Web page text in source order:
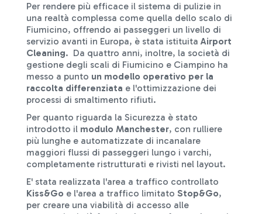
Per rendere più efficace il sistema di pulizie in
una realtà complessa come quella dello scalo di
Fiumicino, offrendo ai passeggeri un livello di
servizio avanti in Europa, è stata istituita Airport
Cleaning. Da quattro anni, inoltre, la società di
gestione degli scali di Fiumicino e Ciampino ha
messo a punto un modello operativo per la
raccolta differenziata e l'ottimizzazione dei
processi di smaltimento rifiuti.
Per quanto riguarda la Sicurezza è stato
introdotto il modulo Manchester, con rulliere
più lunghe e automatizzate di incanalare
maggiori flussi di passeggeri lungo i varchi,
completamente ristrutturati e rivisti nel layout.
E' stata realizzata l'area a traffico controllato
Kiss&Go e l'area a traffico limitato Stop&Go,
per creare una viabilità di accesso alle